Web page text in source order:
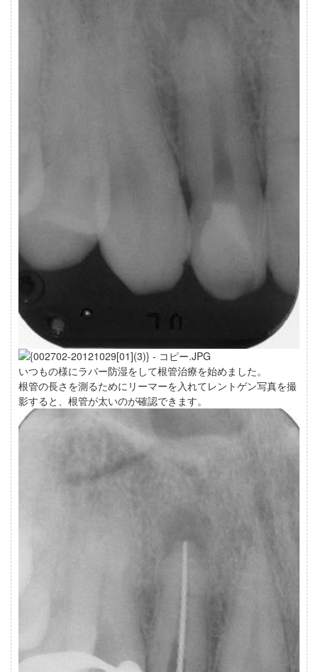
いつもの様にラバー防湿をして根管治療を始めました。
根管の長さを測るためにリーマーを入れてレントゲン写真を撮
影すると、根管が太いのが確認できます。